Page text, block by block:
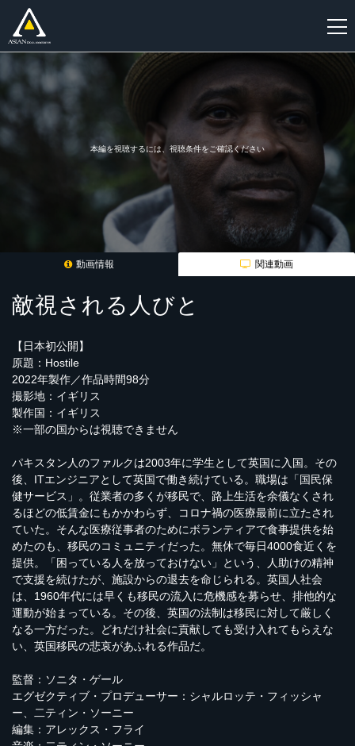
本編を視聴するには、視聴条件をご確認ください
動画情報 関連動画
敵視される人びと
【日本初公開】
原題：Hostile
2022年製作／作品時間98分
撮影地：イギリス
製作国：イギリス
※一部の国からは視聴できません
パキスタン人のファルクは2003年に学生として英国に入国。その
後、ITエンジニアとして英国で働き続けている。職場は「国民保
健サービス」。従業者の多くが移民で、路上生活を余儀なくされ
るほどの低賃金にもかかわらず、コロナ禍の医療最前に立たされ
ていた。そんな医療従事者のためにボランティアで食事提供を始
めたのも、移民のコミュニティだった。無休で毎日4000食近くを
提供。「困っている人を放っておけない」という、人助けの精神
で支援を続けたが、施設からの退去を命じられる。英国人社会
は、1960年代には早くも移民の流入に危機感を募らせ、排他的な
運動が始まっている。その後、英国の法制は移民に対して厳しく
なる一方だった。どれだけ社会に貢献しても受け入れてもらえな
い、英国移民の悲哀があふれる作品だ。
監督：ソニタ・ゲール
エグゼクティブ・プロデューサー：シャルロッテ・フィッシャ
ー、二ティン・ソーニー
編集：アレックス・フライ